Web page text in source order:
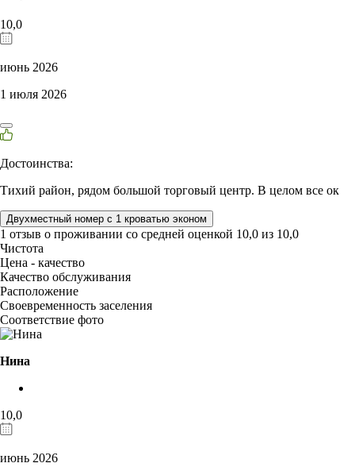
10,0
июнь 2026
1 июля 2026
Достоинства:
Тихий район, рядом большой торговый центр. В целом все ок
Двухместный номер с 1 кроватью эконом
1 отзыв о проживании со средней оценкой 10,0 из 10,0
Чистота
Цена - качество
Качество обслуживания
Расположение
Своевременность заселения
Соответствие фото
Нина
10,0
июнь 2026